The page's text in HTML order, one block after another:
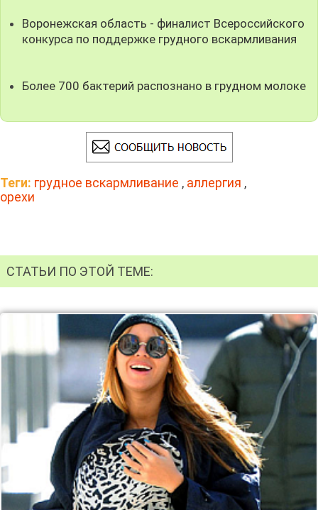
Воронежская область - финалист Всероссийского
конкурса по поддержке грудного вскармливания
Более 700 бактерий распознано в грудном молоке
Теги: грудное вскармливание , аллергия ,
орехи
СТАТЬИ ПО ЭТОЙ ТЕМЕ: